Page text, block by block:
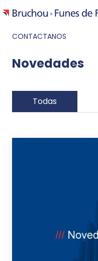
CONTACTANOS
Novedades
Todas